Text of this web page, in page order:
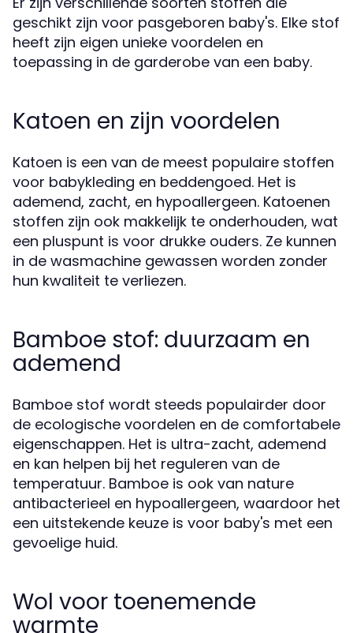
geschikt zijn voor pasgeboren baby's. Elke stof
heeft zijn eigen unieke voordelen en
toepassing in de garderobe van een baby.
Katoen en zijn voordelen
Katoen is een van de meest populaire stoffen
voor babykleding en beddengoed. Het is
ademend, zacht, en hypoallergeen. Katoenen
stoffen zijn ook makkelijk te onderhouden, wat
een pluspunt is voor drukke ouders. Ze kunnen
in de wasmachine gewassen worden zonder
hun kwaliteit te verliezen.
Bamboe stof: duurzaam en
ademend
Bamboe stof wordt steeds populairder door
de ecologische voordelen en de comfortabele
eigenschappen. Het is ultra-zacht, ademend
en kan helpen bij het reguleren van de
temperatuur. Bamboe is ook van nature
antibacterieel en hypoallergeen, waardoor het
een uitstekende keuze is voor baby's met een
gevoelige huid.
Wol voor toenemende
warmte